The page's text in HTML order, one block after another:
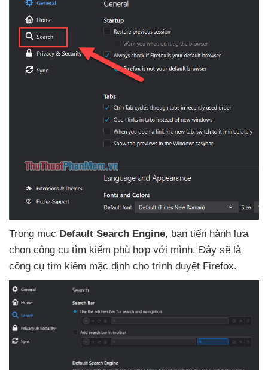
Trong mục Default Search Engine, bạn tiến hành lựa
chọn công cụ tìm kiếm phù hợp với mình. Đây sẽ là
công cụ tìm kiếm mặc định cho trình duyệt Firefox.